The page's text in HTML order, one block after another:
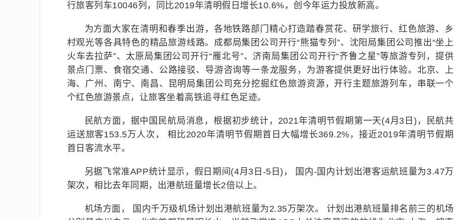
行旅客列车10046列，同比2019年清明假日增长10.6%，创今年运力投放新高。
为方面大家在清明和春季出游，各地铁路部门精心打造踏春赏花、研学旅行、红色旅游、乡
村观光等各具特色的精品旅游线路。成都局集团公司开行“熊猫专列”、沈阳局集团公司推出“坐上
火车去拉萨”、太原局集团公司开行“雁北号”、济南局集团公司开行“齐鲁之星”等旅游专列，提供
景点门票、食宿交通、公路接驳、导游咨询等一条龙服务，为游客提供更好出行体验。北京、上
海、广州、南宁、南昌、昆明局集团公司充分挖掘红色旅游资源，开行主题旅游列车，串联一个
个红色旅游景点，让旅客坐着高铁追寻红色足迹。
民航方面，据中国民航局消息，根据初步统计，2021年清明节假期第一天(4月3日)，民航共
运送旅客153.5万人次， 相比2020年清明节假期首日大幅增长369.2%，接近2019年清明节假期
首日客流水平。
另据飞常准APP统计显示，假日期间(4月3日-5日)， 国内-国内计划出港客运航班量为3.47万
架次，相比去年同期，出港航班量增长2倍以上。
机场方面， 国内千万级机场计划出港航班量为2.35万架次。 计划出港航班量排名前三的机场